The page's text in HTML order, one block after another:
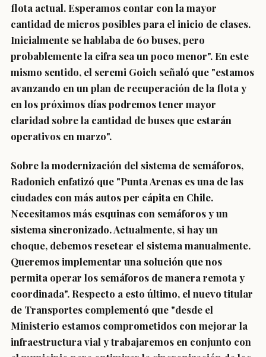
flota actual. Esperamos contar con la mayor
cantidad de micros posibles para el inicio de clases.
Inicialmente se hablaba de 60 buses, pero
probablemente la cifra sea un poco menor". En este
mismo sentido, el seremi Goich señaló que "estamos
avanzando en un plan de recuperación de la flota y
en los próximos días podremos tener mayor
claridad sobre la cantidad de buses que estarán
operativos en marzo".
Sobre la modernización del sistema de semáforos,
Radonich enfatizó que "Punta Arenas es una de las
ciudades con más autos per cápita en Chile.
Necesitamos más esquinas con semáforos y un
sistema sincronizado. Actualmente, si hay un
choque, debemos resetear el sistema manualmente.
Queremos implementar una solución que nos
permita operar los semáforos de manera remota y
coordinada". Respecto a esto último, el nuevo titular
de Transportes complementó que "desde el
Ministerio estamos comprometidos con mejorar la
infraestructura vial y trabajaremos en conjunto con